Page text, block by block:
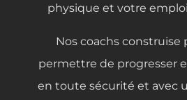
physique et votre
Nos coachs construise
permettre de progresser
en toute sécurité et avec